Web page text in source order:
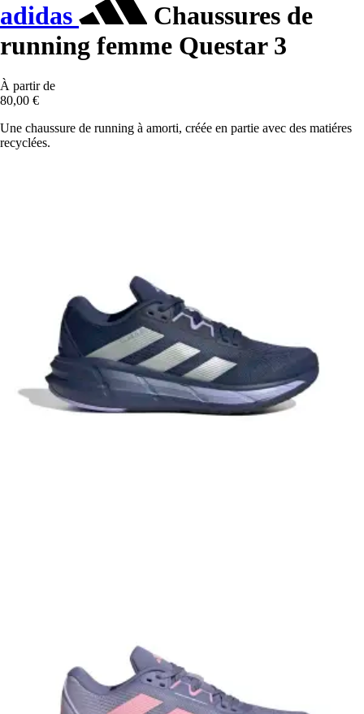
adidas
Chaussures de
running femme Questar 3
À partir de
80,00 €
Une chaussure de running à amorti, créée en partie avec des matiéres
recyclées.